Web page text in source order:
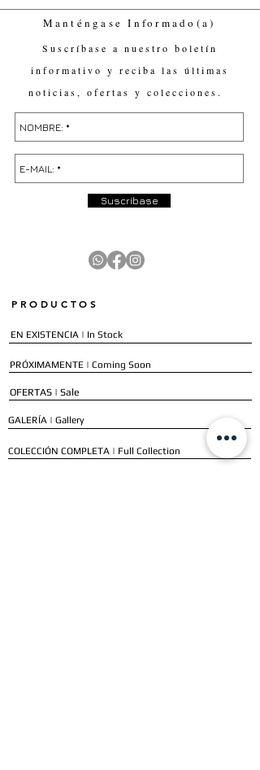
Manténgase Informado(a)
Suscríbase a nuestro boletín
informativo y reciba las últimas
noticias, ofertas y colecciones.
Suscríbase
PRODUCTOS
EN EXISTENCIA | In Stock
PRÓXIMAMENTE | Coming Soon
OFERTAS | Sale
GALERÍA | Gallery
COLECCIÓN COMPLETA | Full Collection